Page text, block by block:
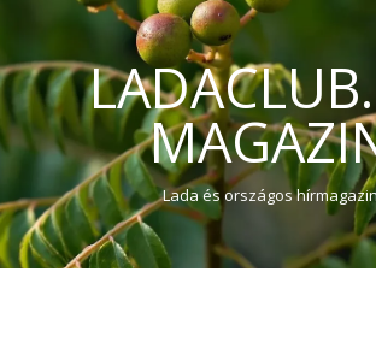
Lada és országos hírmagazin